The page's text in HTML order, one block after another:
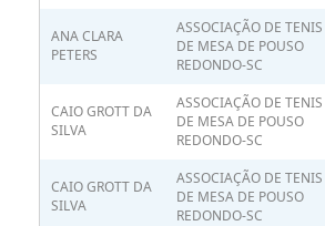
ANA CLARA
PETERS
ASSOCIAÇÃO DE TENIS
DE MESA DE POUSO
REDONDO-SC
CAIO GROTT DA
SILVA
ASSOCIAÇÃO DE TENIS
DE MESA DE POUSO
REDONDO-SC
CAIO GROTT DA
SILVA
ASSOCIAÇÃO DE TENIS
DE MESA DE POUSO
REDONDO-SC